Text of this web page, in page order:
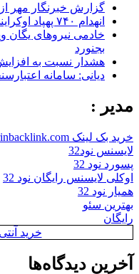
گزارش خبرنگار مهر
انهدام ۷۴۰ پهپاد اوکراینی طی یک روز
خادمی نیروهای یگان
بجنورد
هشدار نسبت به
دیانی: سامانه
مدیر :
خرید بک لینک behtarinbacklink.com
لایسنس نود32
پسورد نود 32
اوکلی لایسنس رایگان نود 32
همیار نود 32
بهترین سئو
رایگان
خرید
آخرین دیدگاه‌ها